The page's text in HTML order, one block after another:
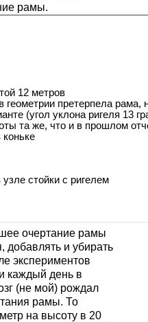
рамы.
очертание рамы
добавлять и убирать
экспериментов
каждый день в
(не мой) рождал
рамы. То
на высоту в 20